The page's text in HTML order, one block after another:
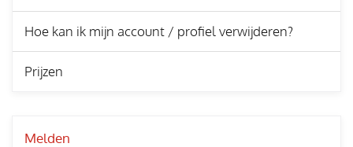
Hoe kan ik mijn account / profiel verwijderen?
Prijzen
Melden